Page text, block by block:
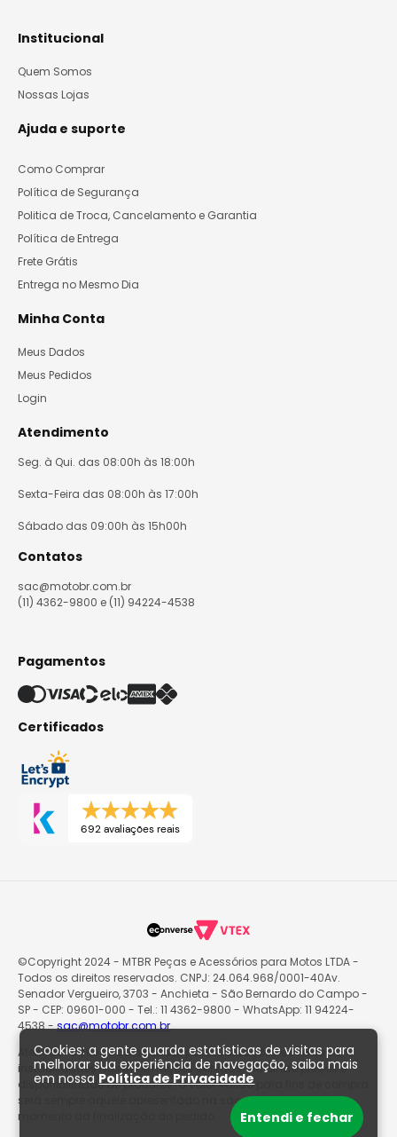
Cookies: a gente guarda estatísticas de visitas para
melhorar sua experiência de navegação, saiba mais
em nossa Política de Privacidade
Entendi e fechar
Institucional
Quem Somos
Nossas Lojas
Ajuda e suporte
Como Comprar
Política de Segurança
Politica de Troca, Cancelamento e Garantia
Política de Entrega
Frete Grátis
Entrega no Mesmo Dia
Minha Conta
Meus Dados
Meus Pedidos
Login
Atendimento
Seg. à Qui. das 08:00h às 18:00h
Sexta-Feira das 08:00h às 17:00h
Sábado das 09:00h às 15h00h
Contatos
sac@motobr.com.br
(11) 4362-9800 e (11) 94224-4538
Pagamentos
Certificados
692 avaliações reais
©Copyright 2024 - MTBR Peças e Acessórios para Motos LTDA -
Todos os direitos reservados. CNPJ: 24.064.968/0001-40Av.
Senador Vergueiro, 3703 - Anchieta - São Bernardo do Campo -
SP - CEP: 09601-000 - Tel.: 11 4362-9800 - WhatsApp: 11 94224-
4538 -sac@motobr.com.br
Atenção: O site poderá passar por atualizações e eventuais
instabilidades nas informações exibidas, incluindo preços e
disponibilidade de produtos. O valor válido para fins de compra
será sempre aquele apresentado na sacola de produtos no
momento da finalização do pedido.